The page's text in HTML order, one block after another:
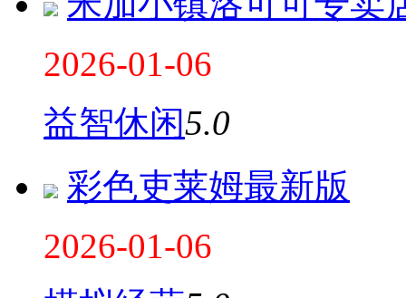
2026-01-06
益智休闲5.0
彩色吏莱姆最新版
2026-01-06